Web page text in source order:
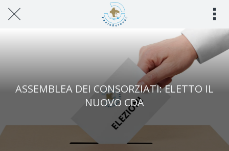
Scritto il 31/07/2023\nConsorzio Di Porto Rotondo\n
ASSEMBLEA DEI CONSORZIATI: ELETTO IL
NUOVO CDA